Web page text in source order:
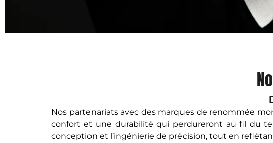
Nos partenariats avec des marques de renommée
confort et une durabilité qui perdureront au fil du
conception et l’ingénierie de précision, tout en